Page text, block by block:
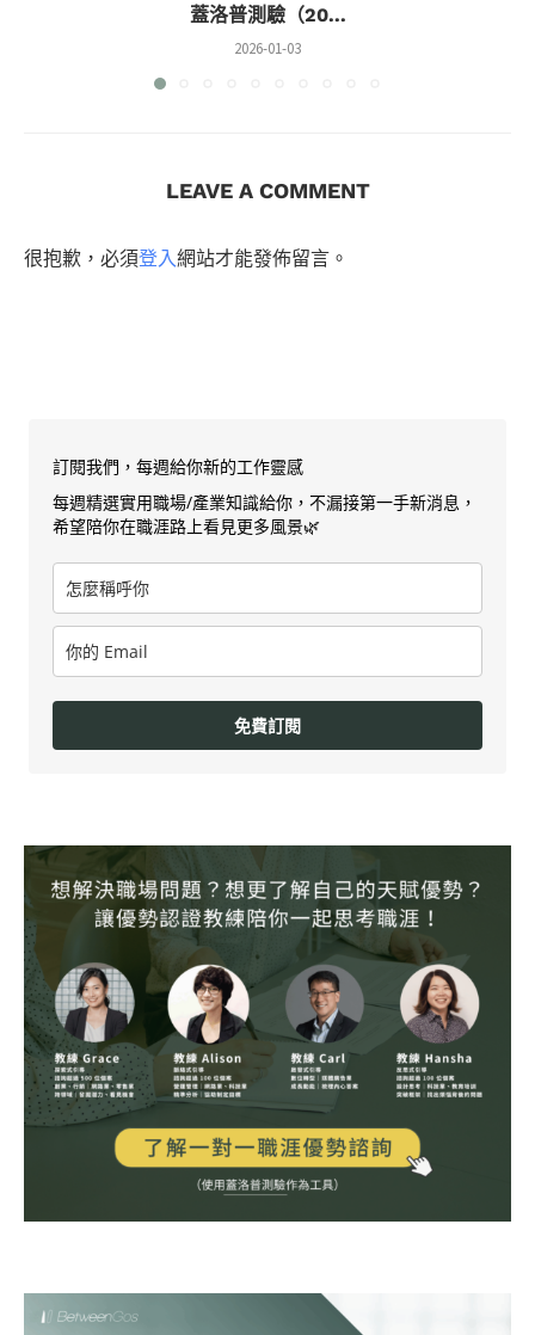
蓋洛普測驗（20...
2026-01-03
LEAVE A COMMENT
很抱歉，必須登入網站才能發佈留言。
訂閱我們，每週給你新的工作靈感
每週精選實用職場/產業知識給你，不漏接第一手新消息，
希望陪你在職涯路上看見更多風景🌿
免費訂閱